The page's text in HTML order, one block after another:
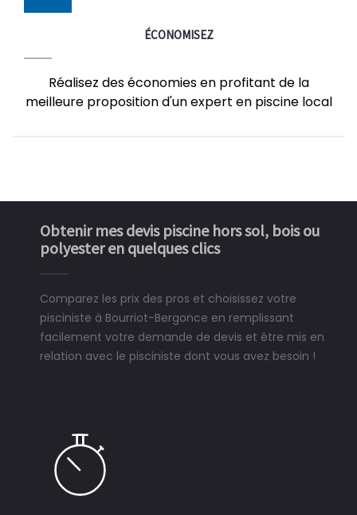
ÉCONOMISEZ
Réalisez des économies en profitant de la
meilleure proposition d'un expert en piscine local
Obtenir mes devis piscine hors sol, bois ou
polyester en quelques clics
Comparez les prix des pros et choisissez votre
pisciniste à Bourriot-Bergonce en remplissant
facilement votre demande de devis et être mis en
relation avec le pisciniste dont vous avez besoin !